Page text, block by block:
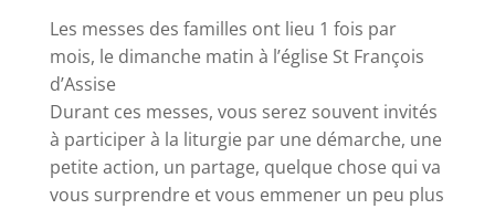
Les messes des familles ont lieu 1 fois par
mois, le dimanche matin à l’église St Fran­çois
d’Assise
Durant ces messes, vous serez sou­vent invi­tés
à par­ti­ci­per à la litur­gie par une démarche, une
petite action, un par­tage, quelque chose qui va
vous sur­prendre et vous emme­ner un peu plus